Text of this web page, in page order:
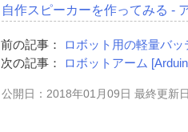
自作スピーカーを作ってみる -
前の記事：
ロボット用の軽量バッ
次の記事：
ロボットアーム
公開日：2018年01月09日 最終更新